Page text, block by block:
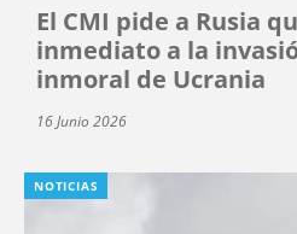
El CMI pide a Rusia
inmediato a la
inmoral de Ucrania
16 Junio 2026
NOTICIAS